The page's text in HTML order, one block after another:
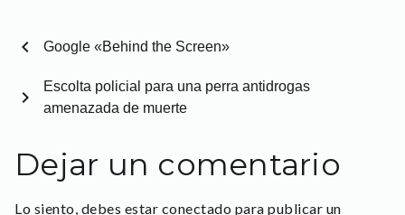
chevron_left Google «Behind the Screen»
Escolta policial para una perra antidrogas
amenazada de muerte
chevron_right
Dejar un comentario
Lo siento, debes estar conectado para publicar un